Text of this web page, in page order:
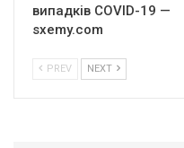
випадків COVID-19 —
sxemy.com
PREV NEXT